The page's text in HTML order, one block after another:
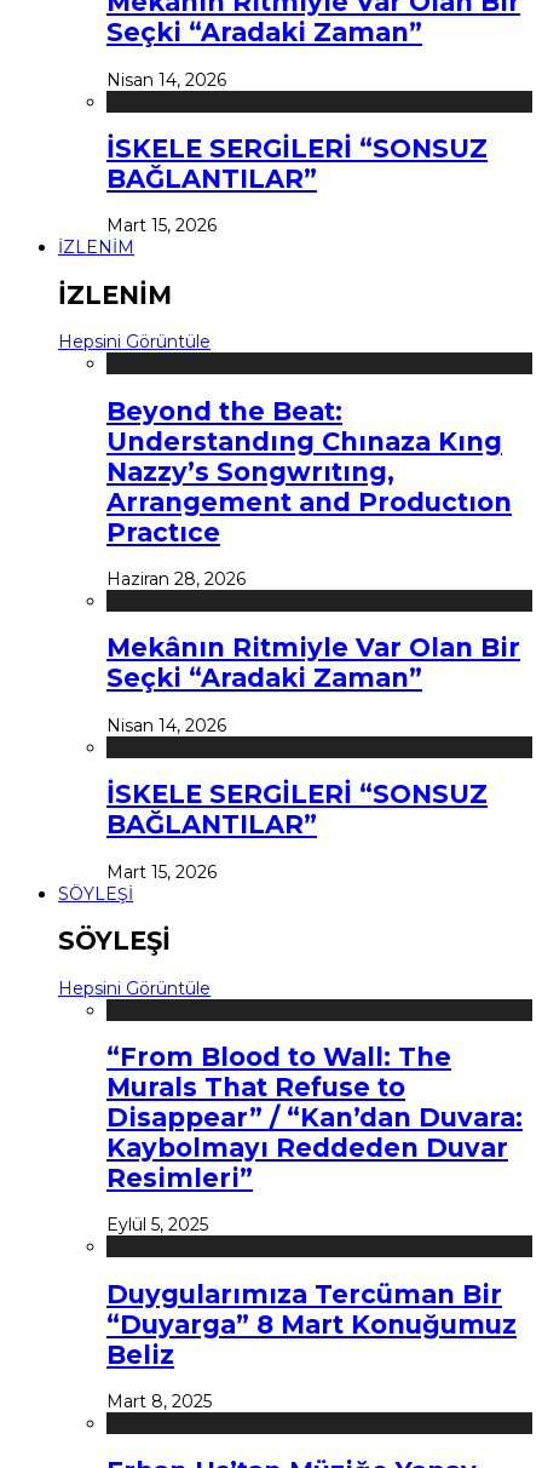
Seçki “Aradaki Zaman”
Nisan 14, 2026
İSKELE SERGİLERİ “SONSUZ
BAĞLANTILAR”
Mart 15, 2026
İZLENİM
İZLENİM
Hepsini Görüntüle
Beyond the Beat:
Understandıng Chınaza Kıng
Nazzy’s Songwrıtıng,
Arrangement and Productıon
Practıce
Haziran 28, 2026
Mekânın Ritmiyle Var Olan Bir
Seçki “Aradaki Zaman”
Nisan 14, 2026
İSKELE SERGİLERİ “SONSUZ
BAĞLANTILAR”
Mart 15, 2026
SÖYLEŞİ
SÖYLEŞİ
Hepsini Görüntüle
“From Blood to Wall: The
Murals That Refuse to
Disappear” / “Kan’dan Duvara:
Kaybolmayı Reddeden Duvar
Resimleri”
Eylül 5, 2025
Duygularımıza Tercüman Bir
“Duyarga” 8 Mart Konuğumuz
Beliz
Mart 8, 2025